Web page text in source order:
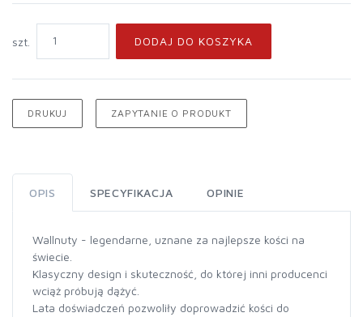
szt. DODAJ DO KOSZYKA
DRUKUJ ZAPYTANIE O PRODUKT
OPIS SPECYFIKACJA OPINIE
Wallnuty - legendarne, uznane za najlepsze kości na
świecie.
Klasyczny design i skuteczność, do której inni producenci
wciąż próbują dążyć.
Lata doświadczeń pozwoliły doprowadzić kości do